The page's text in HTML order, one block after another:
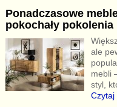
Ponadczasowe
pokochały pokolenia
ale
mebli
styl,